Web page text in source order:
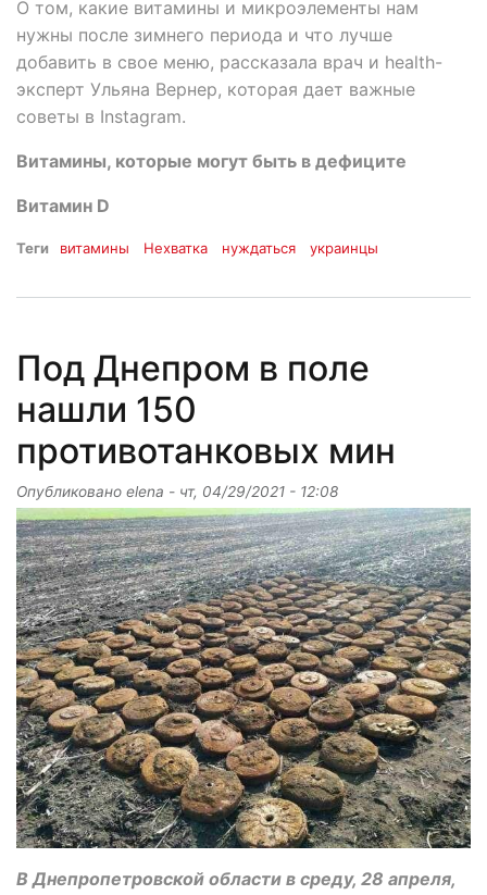
О том, какие витамины и микроэлементы нам
нужны после зимнего периода и что лучше
добавить в свое меню, рассказала врач и health-
эксперт Ульяна Вернер, которая дает важные
советы в Instagram.
Витамины, которые могут быть в дефиците
Витамин D
Теги витамины Нехватка нуждаться украинцы
Под Днепром в поле
нашли 150
противотанковых мин
Опубликовано elena - чт, 04/29/2021 - 12:08
В Днепропетровской области в среду, 28 апреля,